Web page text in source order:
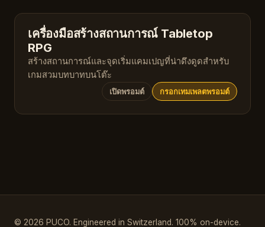
เครื่องมือสร้างสถานการณ์ Tabletop
RPG
สร้างสถานการณ์และจุดเริ่มแคมเปญที่น่าดึงดูดสำหรับ
เกมสวมบทบาทบนโต๊ะ
เปิดพรอมต์ กรอกเทมเพลตพรอมต์
© 2026 PUCO. Engineered in Switzerland. 100% on-device.